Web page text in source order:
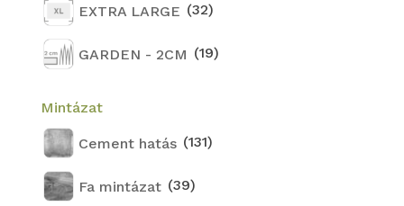
EXTRA LARGE (32)
GARDEN - 2CM (19)
Mintázat
Cement hatás (131)
Fa mintázat (39)